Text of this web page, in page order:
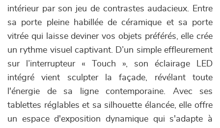
intérieur par son jeu de contrastes audacieux. Entre
sa porte pleine habillée de céramique et sa porte
vitrée qui laisse deviner vos objets préférés, elle crée
un rythme visuel captivant. D’un simple effleurement
sur l’interrupteur « Touch », son éclairage LED
intégré vient sculpter la façade, révélant toute
l'énergie de sa ligne contemporaine. Avec ses
tablettes réglables et sa silhouette élancée, elle offre
un espace d'exposition dynamique qui s'adapte à